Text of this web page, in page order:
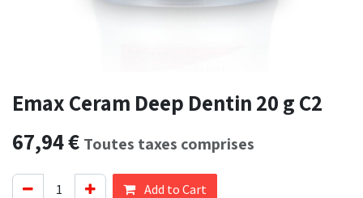
Emax Ceram Deep Dentin 20 g C2
67,94€ Toutes taxes comprises
Add to Cart